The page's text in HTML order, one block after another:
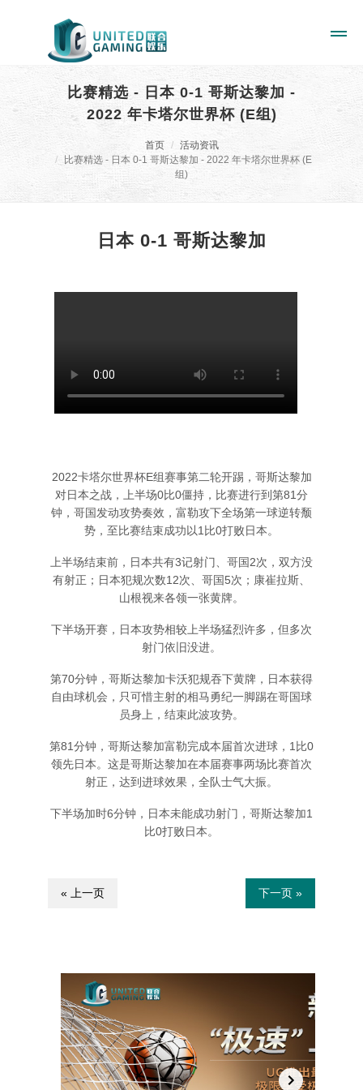
比赛精选 - 日本 0-1 哥斯达黎加 -
2022 年卡塔尔世界杯 (E组)
首页
活动资讯
比赛精选 - 日本 0-1 哥斯达黎加 - 2022 年卡塔尔世界杯 (E
组)
日本 0-1 哥斯达黎加
2022卡塔尔世界杯E组赛事第二轮开踢，哥斯达黎加
对日本之战，上半场0比0僵持，比赛进行到第81分
钟，哥国发动攻势奏效，富勒攻下全场第一球逆转颓
势，至比赛结束成功以1比0打败日本。
上半场结束前，日本共有3记射门、哥国2次，双方没
有射正；日本犯规次数12次、哥国5次；康崔拉斯、
山根视来各领一张黄牌。
下半场开赛，日本攻势相较上半场猛烈许多，但多次
射门依旧没进。
第70分钟，哥斯达黎加卡沃犯规吞下黄牌，日本获得
自由球机会，只可惜主射的相马勇纪一脚踢在哥国球
员身上，结束此波攻势。
第81分钟，哥斯达黎加富勒完成本届首次进球，1比0
领先日本。这是哥斯达黎加在本届赛事两场比赛首次
射正，达到进球效果，全队士气大振。
下半场加时6分钟，日本未能成功射门，哥斯达黎加1
比0打败日本。
« 上一页 下一页 »